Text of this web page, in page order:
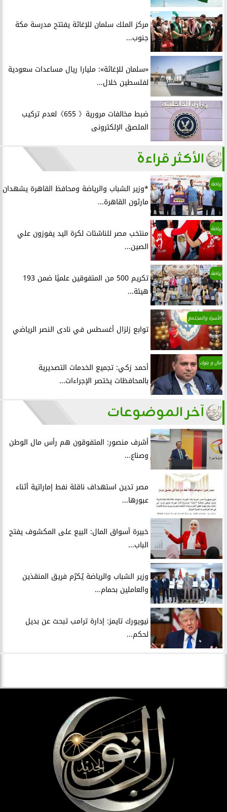
مركز الملك سلمان للإغاثة يفتتح مدرسة مكة
جنوب...
«سلمان للإغاثة»: مليارا ريال مساعدات سعودية
لفلسطين خلال...
ضبط مخالفات مرورية《 655》لعدم تركيب
الملصق الإلكترونى
الأكثر قراءة
رياضة
*وزير الشباب والرياضة ومحافظ القاهرة يشهدان
مارثون القاهرة...
رياضة
منتخب مصر للناشئات لكرة اليد يفوزون علي
الصين...
رياضة
تكريم 500 من المتفوقين علميًا ضمن 193
هيئة...
الأسرة والمجتمع
توابع زلزال أغسطس في نادى النصر الرياضي
مال و بنوك
أحمد زكي: تجميع الخدمات التصديرية
بالمحافظات يختصر الإجراءات...
آخر الموضوعات
أشرف منصور: المتفوقون هم رأس مال الوطن
وصناع...
مصر تدين استهداف ناقلة نفط إماراتية أثناء
عبورها...
خبيرة أسواق المال: البيع على المكشوف يفتح
الباب...
وزير الشباب والرياضة يُكرّم فريق المنقذين
والعاملين بحمام...
نيويورك تايمز: إدارة ترامب تبحث عن بديل
لحكم...